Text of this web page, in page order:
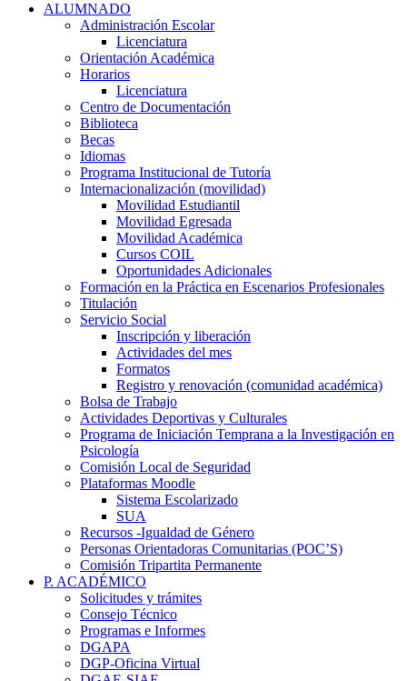
ALUMNADO
Administración Escolar
Licenciatura
Orientación Académica​
Horarios
Licenciatura
Centro de Documentación
Biblioteca
Becas
Idiomas
Programa Institucional de Tutoría
Internacionalización (movilidad)
Movilidad Estudiantil
Movilidad Egresada
Movilidad Académica
Cursos COIL
Oportunidades Adicionales
Formación en la Práctica en Escenarios Profesionales
Titulación
Servicio Social
Inscripción y liberación
Actividades del mes
Formatos
Registro y renovación (comunidad académica)
Bolsa de Trabajo
Actividades Deportivas y Culturales
Programa de Iniciación Temprana a la Investigación en
Psicología
Comisión Local de Seguridad
Plataformas Moodle
Sistema Escolarizado
SUA
Recursos -Igualdad de Género
Personas Orientadoras Comunitarias (POC’S)
Comisión Tripartita Permanente
P. ACADÉMICO
Solicitudes y trámites
Consejo Técnico
Programas e Informes
DGAPA
DGP-Oficina Virtual